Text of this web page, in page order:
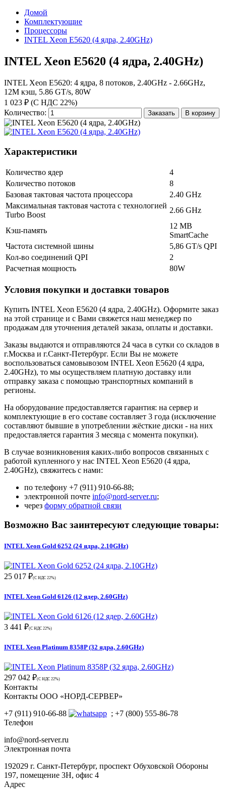
Домой
Комплектующие
Процессоры
INTEL Xeon E5620 (4 ядра, 2.40GHz)
INTEL Xeon E5620 (4 ядра, 2.40GHz)
INTEL Xeon E5620: 4 ядра, 8 потоков, 2.40GHz - 2.66GHz,
12M кэш, 5.86 GT/s, 80W
1 023 ₽ (С НДС 22%)
Количество:
Заказать В корзину
Характеристики
Количество ядер
4
Количество потоков
8
Базовая тактовая частота процессора
2.40 GHz
Максимальная тактовая частота с технологией
Turbo Boost
2.66 GHz
Кэш-память
12 MB
SmartCache
Частота системной шины
5,86 GT/s QPI
Кол-во соединений QPI
2
Расчетная мощность
80W
Условия покупки и доставки товаров
Купить INTEL Xeon E5620 (4 ядра, 2.40GHz). Оформите заказ
на этой странице и с Вами свяжется наш менеджер по
продажам для уточнения деталей заказа, оплаты и доставки.
Заказы выдаются и отправляются 24 часа в сутки со складов в
г.Москва и г.Санкт-Петербург. Если Вы не можете
воспользоваться самовывозом INTEL Xeon E5620 (4 ядра,
2.40GHz), то мы осуществляем платную доставку или
отправку заказа с помощью транспортных компаний в
регионы.
На оборудование предоставляется гарантия: на сервер и
комплектующие в его составе составляет 3 года (исключение
составляют бывшие в употреблении жёсткие диски - на них
предоставляется гарантия 3 месяца с момента покупки).
В случае возникновения каких-либо вопросов связанных с
работой купленного у нас INTEL Xeon E5620 (4 ядра,
2.40GHz), свяжитесь с нами:
по телефону +7 (911) 910-66-88;
электронной почте info@nord-server.ru;
через форму обратной связи
Возможно Вас заинтересуют следующие товары:
INTEL Xeon Gold 6252 (24 ядра, 2.10GHz)
25 017 ₽(С НДС 22%)
INTEL Xeon Gold 6126 (12 ядер, 2.60GHz)
3 441 ₽(С НДС 22%)
INTEL Xeon Platinum 8358P (32 ядра, 2.60GHz)
297 042 ₽(С НДС 22%)
Контакты
Контакты ООО «НОРД-СЕРВЕР»
+7 (911) 910-66-88
; +7 (800) 555-86-78
Телефон
info@nord-server.ru
Электронная почта
192029 г. Санкт-Петербург, проспект Обуховской Обороны
197, помещение 3Н, офис 4
Адрес